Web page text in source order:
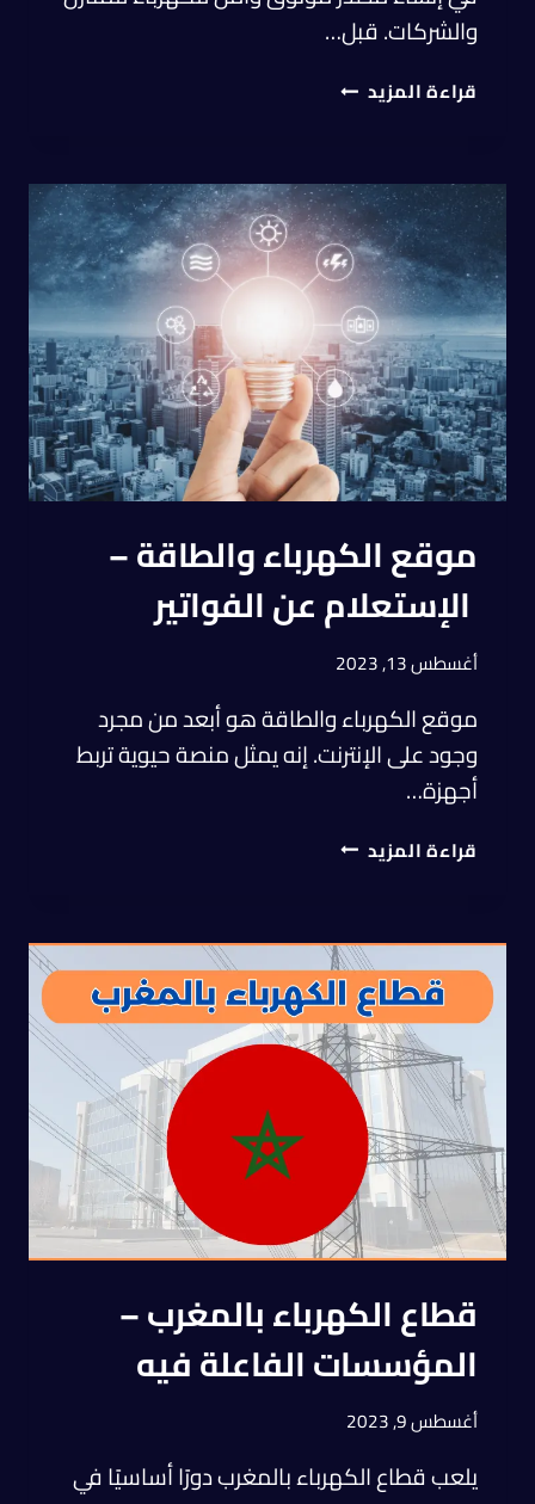
والشركات. قبل…
قراءة المزيد
موقع الكهرباء والطاقة –
الإستعلام عن الفواتير
أغسطس 13, 2023
موقع الكهرباء والطاقة هو أبعد من مجرد
وجود على الإنترنت. إنه يمثل منصة حيوية تربط
أجهزة…
قراءة المزيد
قطاع الكهرباء بالمغرب –
المؤسسات الفاعلة فيه
أغسطس 9, 2023
يلعب قطاع الكهرباء بالمغرب دورًا أساسيًا في